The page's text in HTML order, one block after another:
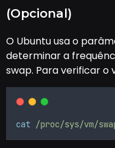
(Opcional)
O Ubuntu usa o
determinar a
swap. Para verificar o
cat /proc/sys/vm/